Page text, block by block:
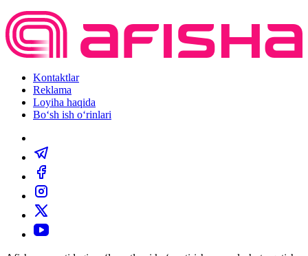
Kontaktlar
Reklama
Loyiha haqida
Bo‘sh ish o‘rinlari